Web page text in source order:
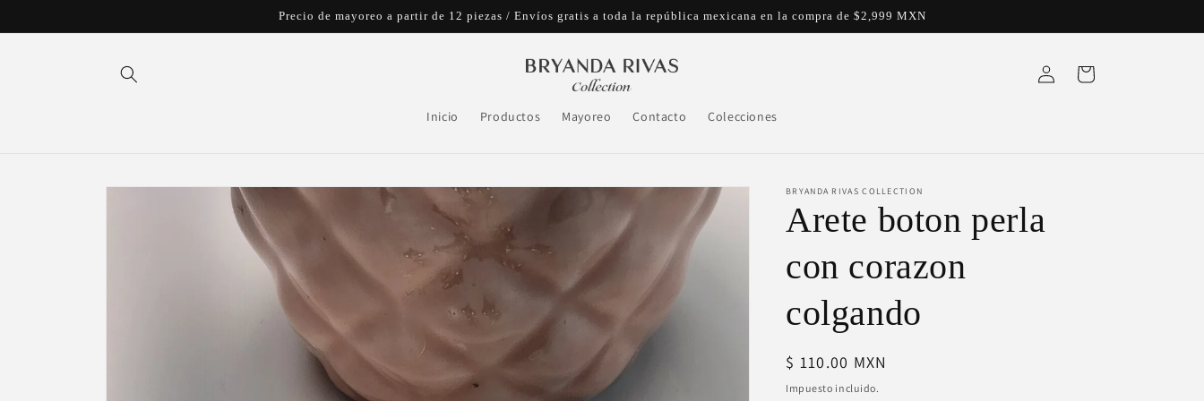
al contenido
Precio de mayoreo a partir de 12 piezas / Envíos gratis a toda la república mexicana en la compra de $2,999 MXN
Inicio Productos Mayoreo Contacto Colecciones
Iniciar
sesión
Carrito
directamente
BRYANDA RIVAS COLLECTION
Arete boton perla
con corazon
colgando
Precio
habitual
$ 110.00 MXN
Impuesto incluido.